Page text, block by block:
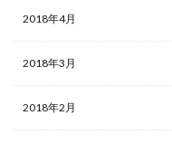
2018年4月
2018年3月
2018年2月